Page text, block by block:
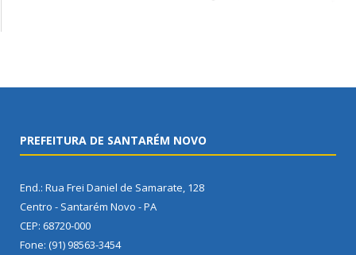
PREFEITURA DE SANTARÉM NOVO
End.: Rua Frei Daniel de Samarate, 128
Centro - Santarém Novo - PA
CEP: 68720-000
Fone: (91) 98563-3454